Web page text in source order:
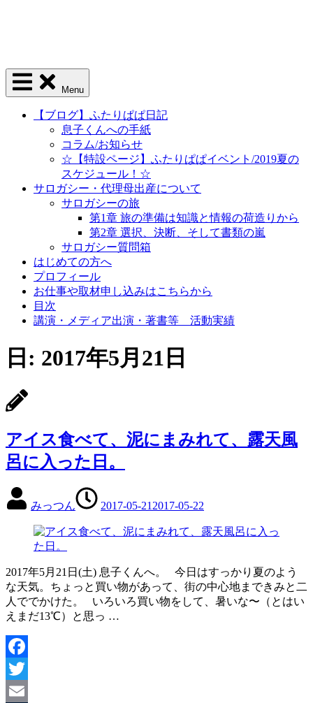
Menu
【ブログ】ふたりぱぱ日記
息子くんへの手紙
コラム/お知らせ
☆【特設ページ】ふたりぱぱイベント/2019夏の
スケジュール！☆
サロガシー・代理母出産について
サロガシーの旅
第1章 旅の準備は知識と情報の荷造りから
第2章 選択、決断、そして書類の嵐
サロガシー質問箱
はじめての方へ
プロフィール
お仕事や取材申し込みはこちらから
目次
講演・メディア出演・著書等 活動実績
日: 2017年5月21日
アイス食べて、泥にまみれて、露天風
呂に入った日。
みっつん 2017-05-21 2017-05-22
2017年5月21日(土) 息子くんへ。 今日はすっかり夏のよう
な天気。ちょっと買い物があって、街の中心地まできみと二
人ででかけた。 いろいろ買い物をして、暑いな〜（とはい
えまだ13℃）と思っ …
Facebook
Twitter